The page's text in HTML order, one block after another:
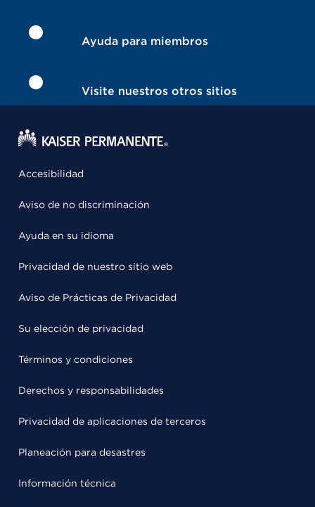
Ayuda para miembros
Visite nuestros otros sitios
Accesibilidad
Aviso de no discriminación
Ayuda en su idioma
Privacidad de nuestro sitio web
Aviso de Prácticas de Privacidad
Su elección de privacidad
Términos y condiciones
Derechos y responsabilidades
Privacidad de aplicaciones de terceros
Planeación para desastres
Información técnica